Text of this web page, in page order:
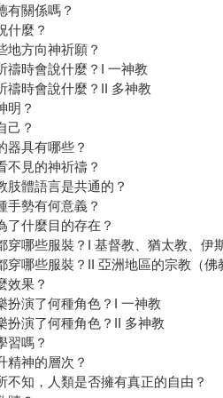
有關係嗎？
什麼？
地方向神祈願？
禱時會說什麼？I 一神教
禱時會說什麼？II 多神教
明？
己？
器具有哪些？
不見的神祈禱？
肢體語言是共通的？
手勢有何意義？
了什麼目的存在？
穿哪些服裝？I 基督教、猶太教、伊
穿哪些服裝？II 亞洲地區的宗教（佛
效果？
扮演了何種角色？I 一神教
扮演了何種角色？II 多神教
習嗎？
精神的層次？
不知，人類是否擁有真正的自由？